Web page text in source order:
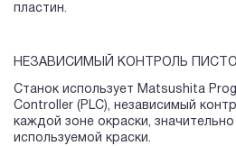
пластин.
НЕЗАВИСИМЫЙ КОНТРОЛЬ
Станок использует Matsushita
Controller (PLC), независимый
каждой зоне окраски,
используемой краски.